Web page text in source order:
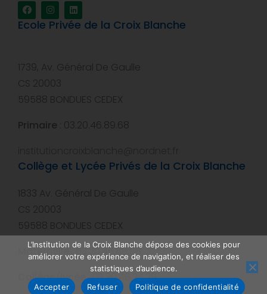
Ecole Privée de la Croix Blanche
1739, Av. Général De Gaulle
CS 20003
59588 BONDUES CEDEX
Primaire : 03.20.46.89.68
Collège et Lycée Privés de la Croix Blanche
1833 Av. Général De Gaulle
CS 20003
59588 BONDUES CEDEX
Maternelle : 03.20.46.88.68
Collège/lycée: 03.20.46.24.29
L’Institution de la Croix Blanche dépose des cookies pour
améliorer votre expérience de navigation, et réaliser des
statistiques d’audience.
Accepter
Refuser Politique de confidentialité